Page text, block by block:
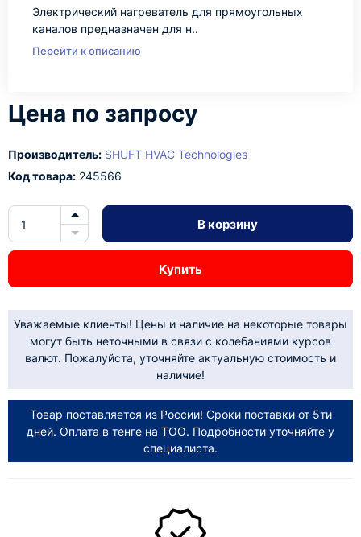
Электрический нагреватель для прямоугольных
каналов предназначен для н..
Перейти к описанию
Цена по запросу
Производитель: SHUFT HVAC Technologies
Код товара: 245566
В корзину
Купить
Уважаемые клиенты! Цены и наличие на некоторые товары
могут быть неточными в связи с колебаниями курсов
валют. Пожалуйста, уточняйте актуальную стоимость и
наличие!
Товар поставляется из России! Сроки поставки от 5ти
дней. Оплата в тенге на ТОО. Подробности уточняйте у
специалиста.